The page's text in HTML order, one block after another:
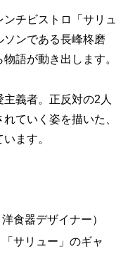
チビストロ「サリュ
ンである長峰柊磨
語が動き出します。
義者。正反対の2人
ていく姿を描いた、
ます。
食器デザイナー）
サリュー」のギャ